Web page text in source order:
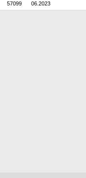
57099 06.2023